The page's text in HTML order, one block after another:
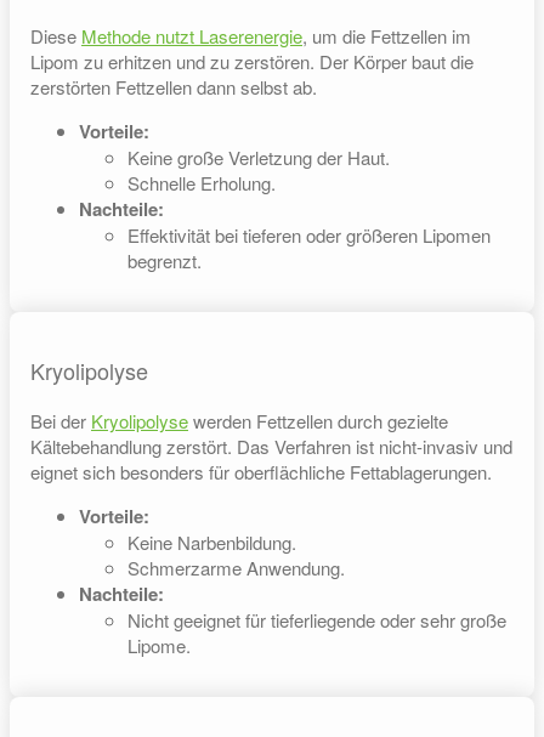
Diese Methode nutzt Laserenergie, um die Fettzellen im
Lipom zu erhitzen und zu zerstören. Der Körper baut die
zerstörten Fettzellen dann selbst ab.
Vorteile:
Keine große Verletzung der Haut.
Schnelle Erholung.
Nachteile:
Effektivität bei tieferen oder größeren Lipomen
begrenzt.
Kryolipolyse
Bei der Kryolipolysewerden Fettzellen durch gezielte
Kältebehandlung zerstört. Das Verfahren ist nicht-invasiv und
eignet sich besonders für oberflächliche Fettablagerungen.
Vorteile:
Keine Narbenbildung.
Schmerzarme Anwendung.
Nachteile:
Nicht geeignet für tieferliegende oder sehr große
Lipome.